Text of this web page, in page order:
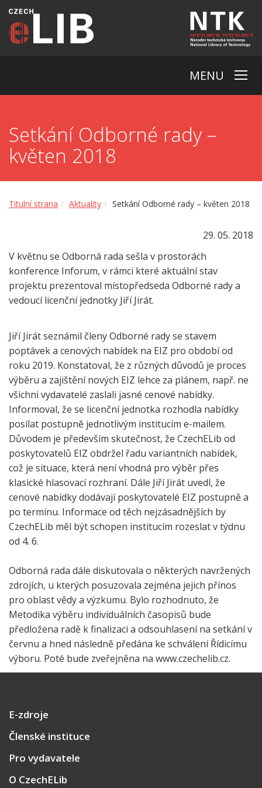
MENU
Setkání Odborné rady –
květen 2018
Titulní strana Aktuality Setkání Odborné rady – květen 2018
29. 05. 2018
V květnu se Odborná rada sešla v prostorách
konference Inforum, v rámci které aktuální stav
projektu prezentoval místopředseda Odborné rady a
vedoucí licenční jednotky Jiří Jirát.
Jiří Jirát seznámil členy Odborné rady se stavem
poptávek a cenových nabídek na EIZ pro období od
roku 2019. Konstatoval, že z různých důvodů je proces
výběru a zajištění nových EIZ lehce za plánem, např. ne
všichni vydavatelé zaslali jasné cenové nabídky.
Informoval, že se licenční jednotka rozhodla nabídky
posílat postupně jednotlivým institucím e-mailem.
Důvodem je především skutečnost, že CzechELib od
poskytovatelů EIZ obdržel řadu variantních nabídek,
což je situace, která není vhodná pro výběr přes
klasické hlasovací rozhraní. Dále Jiří Jirát uvedl, že
cenové nabídky dodávají poskytovatelé EIZ postupně a
po termínu. Informace od těch nejzásadnějších by
CzechELib měl být schopen institucím rozeslat v týdnu
od 4. 6.
Odborná rada dále diskutovala o některých navržených
zdrojích, u kterých posuzovala zejména jejich přínos
pro oblast vědy a výzkumu. Bylo rozhodnuto, že
Metodika výběru individuálních časopisů bude
předložena radě k finalizaci a odsouhlasení na setkání v
červnu a hned následně předána ke schválení Řídicímu
výboru. Poté bude zveřejněna na www.czechelib.cz.
E-zdroje
Členské instituce
Pro vydavatele
O CzechELib